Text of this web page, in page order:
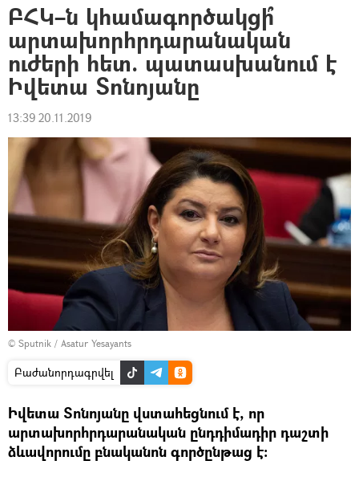
ԲՀԿ–ն կհամագործակցի՞
արտախորհրդարանական
ուժերի հետ. պատասխանում է
Իվետա Տոնոյանը
13:39 20.11.2019
© Sputnik / Asatur Yesayants
Բաժանորդագրվել
Իվետա Տոնոյանը վստահեցնում է, որ
արտախորհրդարանական ընդդիմադիր դաշտի
ձևավորումը բնականոն գործընթաց է։